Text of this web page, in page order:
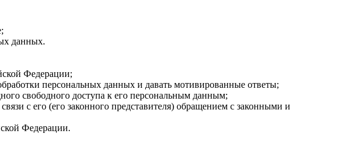
данных.
Федерации;
персональных данных и давать мотивированные ответы;
свободного доступа к его персональным данным;
с его (его законного представителя) обращением с законными и
Федерации.